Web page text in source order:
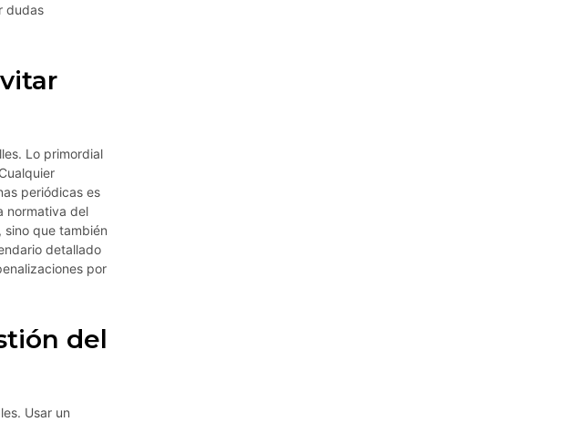
dudas
Lo primordial
periódicas es
normativa del
sino que también
detallado
por
del
Usar un